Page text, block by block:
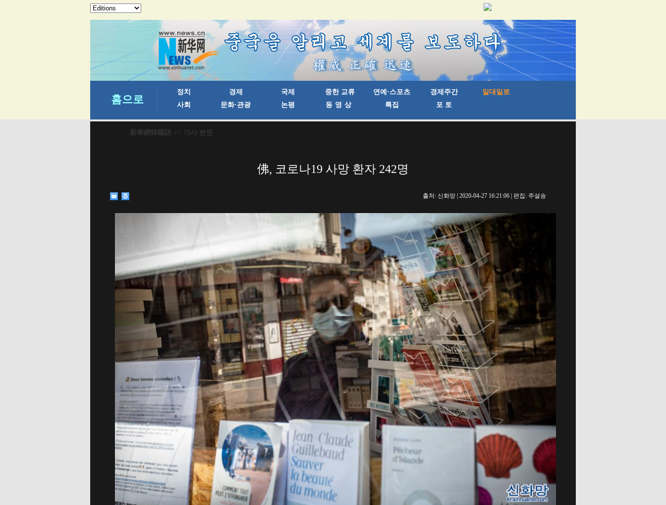
新華網韓國語 >> 기사 본문
佛, 코로나19 사망 환자 242명
출처: 신화망 | 2020-04-27 16:21:06 | 편집: 주설송